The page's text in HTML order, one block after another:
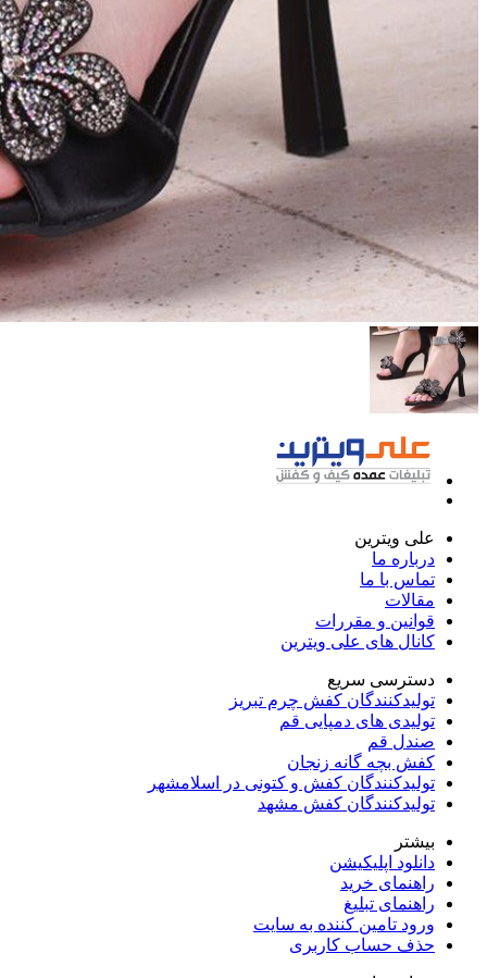
علی ویترین
درباره ما
تماس با ما
مقالات
قوانین و مقررات
کانال های علی ویترین
دسترسی سریع
تولیدکنندگان کفش چرم تبریز
تولیدی های دمپایی قم
صندل قم
کفش بچه گانه زنجان
تولیدکنندگان کفش و کتونی در اسلامشهر
تولیدکنندگان کفش مشهد
بیشتر
دانلود اپلیکیشن
راهنمای خرید
راهنمای تبلیغ
ورود تامین کننده به سایت
حذف حساب کاربری